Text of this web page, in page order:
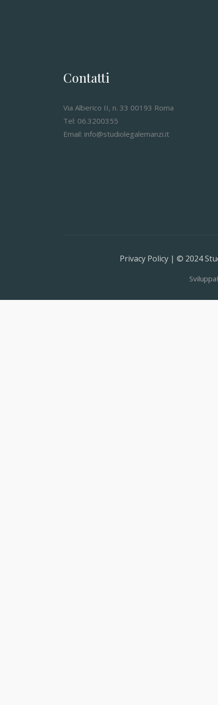
Contatti
Via Alberico II, n. 33 00193 Roma
Tel: 06.3200355
Email: info@studiolegalemanzi.it
Privacy Policy | © 2024